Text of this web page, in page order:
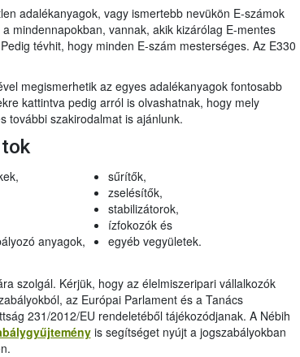
adalékanyagok, vagy ismertebb nevükön E-számok
mindennapokban, vannak, akik kizárólag E-mentes
tévhit, hogy minden E-szám mesterséges. Az E330
megismerhetik az egyes adalékanyagok fontosabb
kattintva pedig arról is olvashatnak, hogy mely
további szakirodalmat is ajánlunk.
anyagok,
sűrítők,
zselésítők,
stabilizátorok,
ízfokozók és
egyéb vegyületek.
szolgál. Kérjük, hogy az élelmiszeripari vállalkozók
az Európai Parlament és a Tanács
231/2012/EU rendeletéből tájékozódjanak. A Nébih
is segítséget nyújt a jogszabályokban